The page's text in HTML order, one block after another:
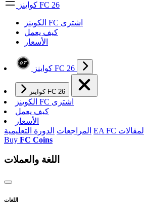
كواينز FC 26
الکوینز FC اشتری
كيف يعمل
الأسعار
كواينز FC 26
كواينز FC 26
الکوینز FC اشتری
كيف يعمل
الأسعار
المراجعات الدورة التعليمية EA FC المقالات
Buy FC Coins
اللغة والعملات
اللغات